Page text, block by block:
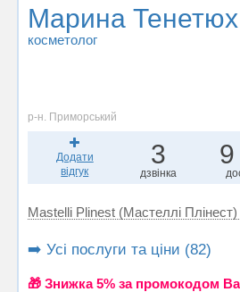
Марина Тенетюх
косметолог
р-н. Приморський
Додати
відгук
3
дзвінка
9
Mastelli Plinest (Мастеллі Плінест)
➡️ Усі послуги та ціни (82)
🎁 Знижка 5% за промокодом